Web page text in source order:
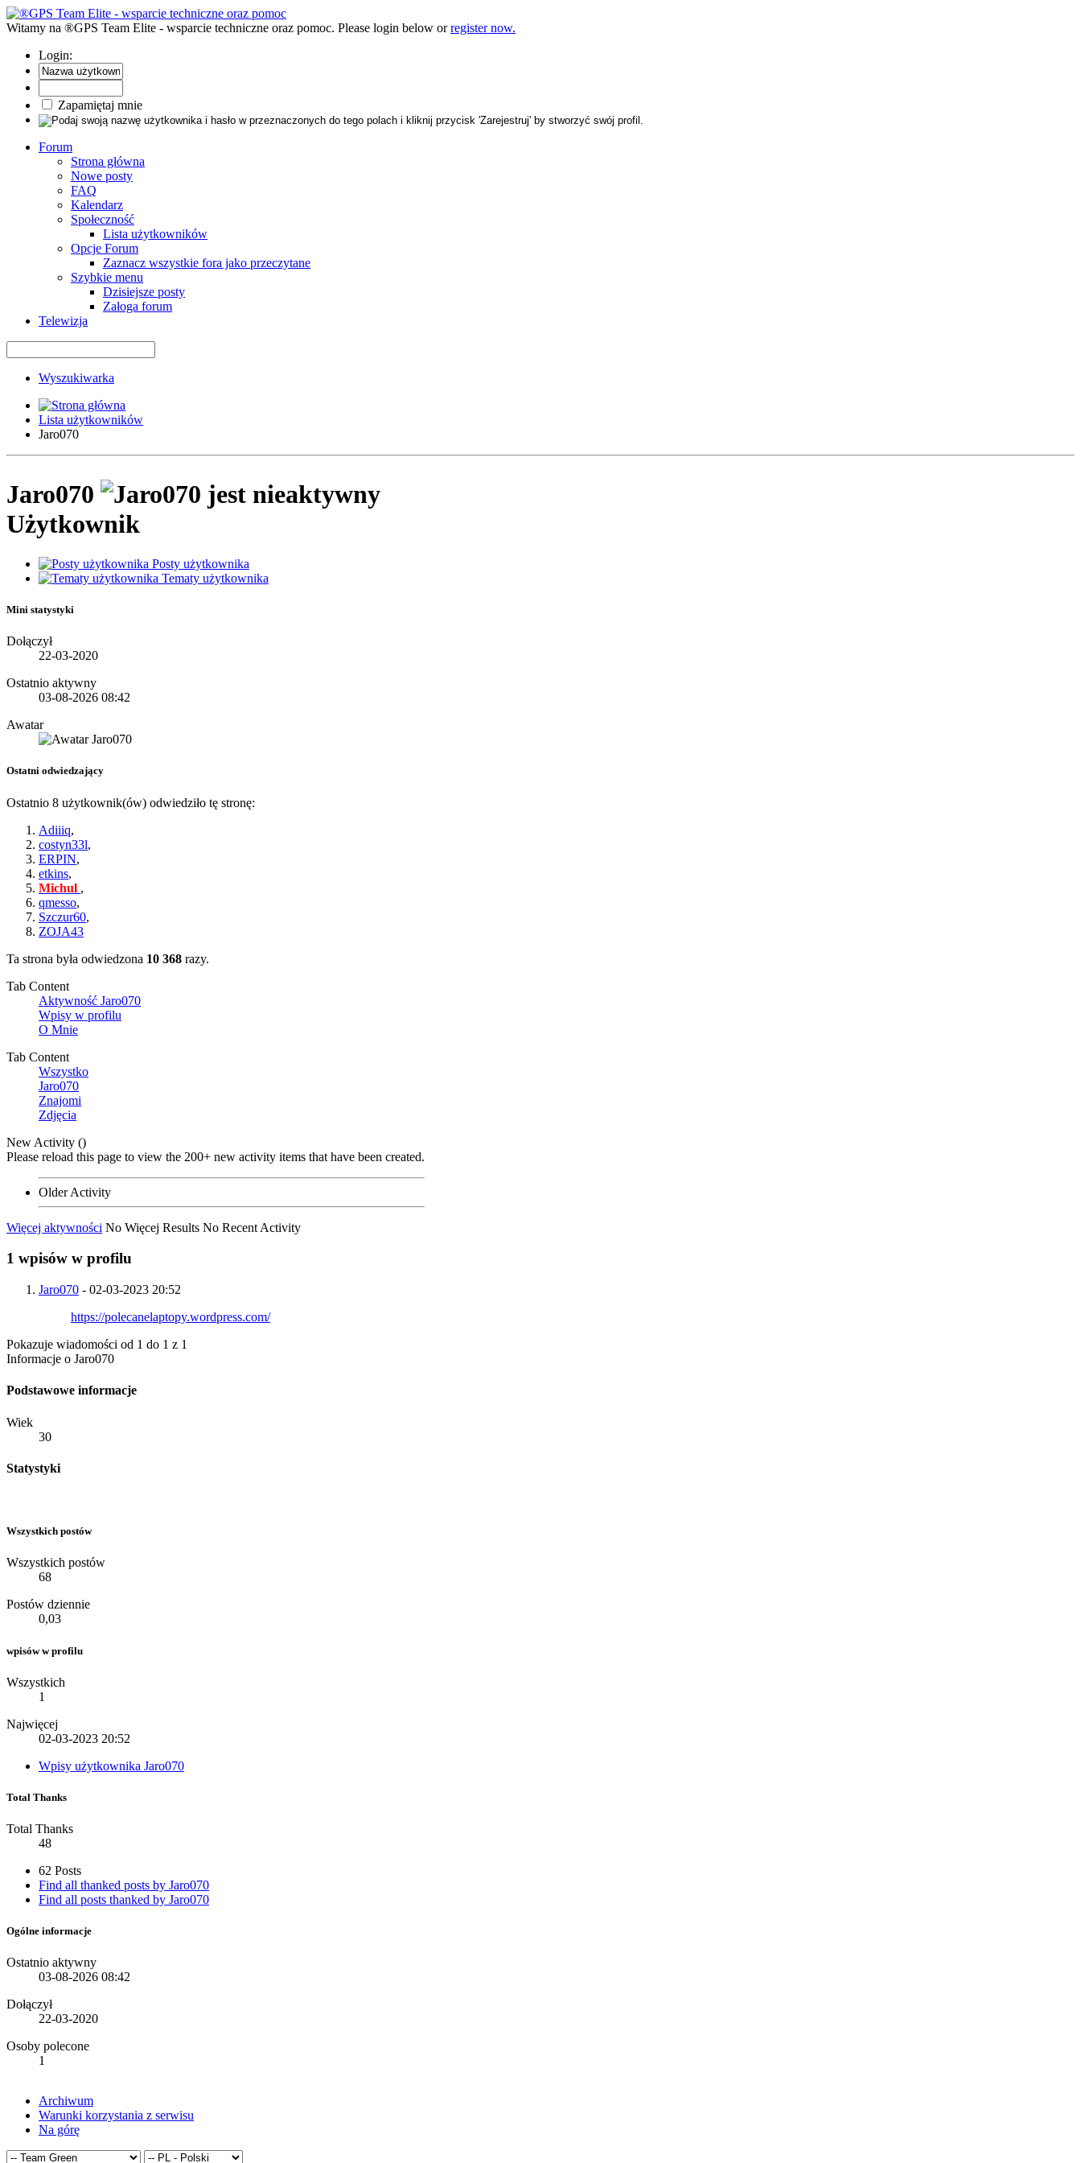
Witamy na ®GPS Team Elite - wsparcie techniczne oraz pomoc. Please login below or register now.
Login:
Zapamiętaj mnie
Forum
Strona główna
Nowe posty
FAQ
Kalendarz
Społeczność
Lista użytkowników
Opcje Forum
Zaznacz wszystkie fora jako przeczytane
Szybkie menu
Dzisiejsze posty
Załoga forum
Telewizja
Wyszukiwarka
Lista użytkowników
Jaro070
Jaro070
Użytkownik
Posty użytkownika
Tematy użytkownika
Mini statystyki
Dołączył
22-03-2020
Ostatnio aktywny
03-08-2026 08:42
Awatar
Ostatni odwiedzający
Ostatnio 8 użytkownik(ów) odwiedziło tę stronę:
Adiiiq,
costyn33l,
ERPIN,
etkins,
Michul ,
qmesso,
Szczur60,
ZOJA43
Ta strona była odwiedzona 10 368 razy.
Tab Content
Aktywność Jaro070
Wpisy w profilu
O Mnie
Tab Content
Wszystko
Jaro070
Znajomi
Zdjęcia
New Activity ()
Please reload this page to view the 200+ new activity items that have been created.
Older Activity
Więcej aktywności No Więcej Results No Recent Activity
1 wpisów w profilu
Jaro070 - 02-03-2023 20:52
https://polecanelaptopy.wordpress.com/
Pokazuje wiadomości od 1 do 1 z 1
Informacje o Jaro070
Podstawowe informacje
Wiek
30
Statystyki
Wszystkich postów
Wszystkich postów
68
Postów dziennie
0,03
wpisów w profilu
Wszystkich
1
Najwięcej
02-03-2023 20:52
Wpisy użytkownika Jaro070
Total Thanks
Total Thanks
48
62 Posts
Find all thanked posts by Jaro070
Find all posts thanked by Jaro070
Ogólne informacje
Ostatnio aktywny
03-08-2026 08:42
Dołączył
22-03-2020
Osoby polecone
1
Archiwum
Warunki korzystania z serwisu
Na górę